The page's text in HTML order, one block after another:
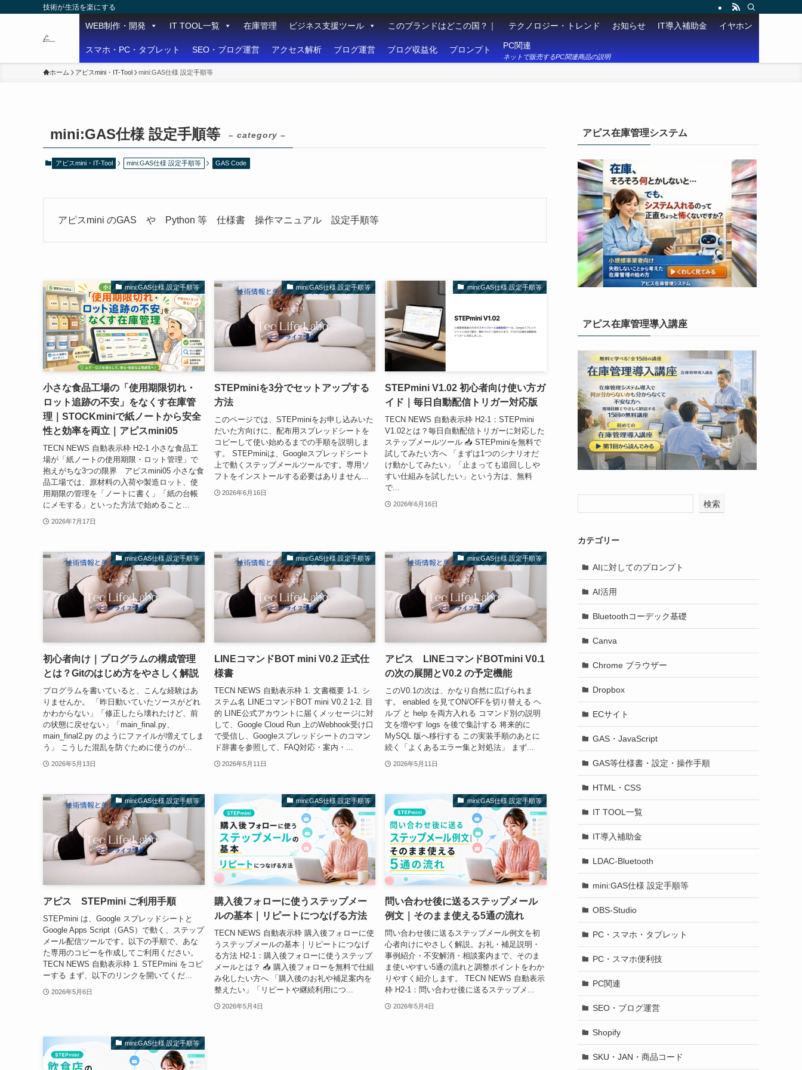
技術が生活を楽にする
WEB制作・開発 IT TOOL一覧 在庫管理 ビジネス支援ツール このブランドはどこの国？｜ テクノロジー・トレンド お知らせ IT導入補助金 イヤホン
スマホ・PC・タブレット SEO・ブログ運営 アクセス解析 ブログ運営 ブログ収益化 プロンプト PC関連
ネットで販売するPC関連商品の説明
ホーム アピスmini・IT-Tool mini:GAS仕様 設定手順等
mini:GAS仕様 設定手順等 – category –
アピスmini・IT-Tool mini:GAS仕様 設定手順等 GAS Code
アピスmini のGAS や Python 等 仕様書 操作マニュアル 設定手順等
mini:GAS仕様 設定手順等
小さな食品工場の「使用期限切れ・
ロット追跡の不安」をなくす在庫管
理｜STOCKminiで紙ノートから安全
性と効率を両立｜アピスmini05
TECN NEWS 自動表示枠 H2-1 小さな食品工
場が「紙ノートの使用期限・ロット管理」で
抱えがちな3つの限界 アピスmini05 小さな食
品工場では、原材料の入荷や製造ロット、使
用期限の管理を「ノートに書く」「紙の台帳
にメモする」といった方法で始めること...
2026年7月17日
mini:GAS仕様 設定手順等
STEPminiを3分でセットアップする
方法
このページでは、STEPminiをお申し込みいた
だいた方向けに、配布用スプレッドシートを
コピーして使い始めるまでの手順を説明しま
す。 STEPminiは、Googleスプレッドシート
上で動くステップメールツールです。専用ソ
フトをインストールする必要はありません...
2026年6月16日
mini:GAS仕様 設定手順等
STEPmini V1.02 初心者向け使い方ガ
イド｜毎日自動配信トリガー対応版
TECN NEWS 自動表示枠 H2-1：STEPmini
V1.02とは？毎日自動配信トリガーに対応した
ステップメールツール 📥 STEPminiを無料で
試してみたい方へ 「まずは1つのシナリオだ
け動かしてみたい」「止まっても追回ししや
すい仕組みを試したい」という方は、無料
で...
2026年6月16日
mini:GAS仕様 設定手順等
初心者向け｜プログラムの構成管理
とは？Gitのはじめ方をやさしく解説
プログラムを書いていると、こんな経験はあ
りませんか。 「昨日動いていたソースがどれ
かわからない」「修正したら壊れたけど、前
の状態に戻せない」「main_final.py、
main_final2.py のようにファイルが増えてしま
う」 こうした混乱を防ぐために使うのが...
2026年5月13日
mini:GAS仕様 設定手順等
LINEコマンドBOT mini V0.2 正式仕
様書
TECN NEWS 自動表示枠 1. 文書概要 1-1. シ
ステム名 LINEコマンドBOT mini V0.2 1-2. 目
的 LINE公式アカウントに届くメッセージに対
して、Google Cloud Run 上のWebhook受け口
で受信し、Googleスプレッドシートのコマン
ド辞書を参照して、FAQ対応・案内・...
2026年5月11日
mini:GAS仕様 設定手順等
アピス LINEコマンドBOTmini V0.1
の次の展開とV0.2 の予定機能
このV0.1の次は、かなり自然に広げられま
す。 enabled を見てON/OFFを切り替える ヘ
ルプ と help を両方入れる コマンド別の説明
文を増やす logs を後で集計する 将来的に
MySQL 版へ移行する この実装手順のあとに
続く「よくあるエラー集と対処法」 まず...
2026年5月11日
mini:GAS仕様 設定手順等
アピス STEPmini ご利用手順
STEPmini は、Google スプレッドシートと
Google Apps Script（GAS）で動く、ステップ
メール配信ツールです。以下の手順で、あな
た専用のコピーを作成してご利用ください。
TECN NEWS 自動表示枠 1. STEPmini をコピ
ーする まず、以下のリンクを開いてくだ...
2026年5月6日
mini:GAS仕様 設定手順等
購入後フォローに使うステップメー
ルの基本｜リピートにつなげる方法
TECN NEWS 自動表示枠 購入後フォローに使
うステップメールの基本｜リピートにつなげ
る方法 H2-1：購入後フォローに使うステップ
メールとは？ 📥 購入後フォローを無料で仕組
み化したい方へ 「購入後のお礼や補足案内を
整えたい」「リピートや継続利用につ...
2026年5月4日
mini:GAS仕様 設定手順等
問い合わせ後に送るステップメール
例文｜そのまま使える5通の流れ
問い合わせ後に送るステップメール例文を初
心者向けにやさしく解説。お礼・補足説明・
事例紹介・不安解消・相談案内まで、そのま
ま使いやすい5通の流れと調整ポイントをわか
りやすく紹介します。 TECN NEWS 自動表示
枠 H2-1：問い合わせ後に送るステップメ...
2026年5月4日
mini:GAS仕様 設定手順等
アピス在庫管理システム
アピス在庫管理導入講座
検索
カテゴリー
AIに対してのプロンプト
AI活用
Bluetoothコーデック基礎
Canva
Chrome ブラウザー
Dropbox
ECサイト
GAS・JavaScript
GAS等仕様書・設定・操作手順
HTML・CSS
IT TOOL一覧
IT導入補助金
LDAC-Bluetooth
mini:GAS仕様 設定手順等
OBS-Studio
PC・スマホ・タブレット
PC・スマホ便利技
PC関連
SEO・ブログ運営
Shopify
SKU・JAN・商品コード